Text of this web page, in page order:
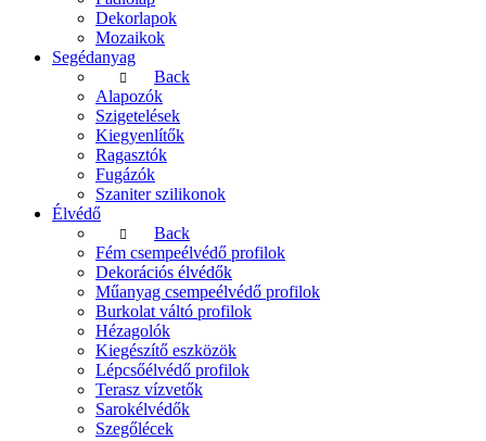
Dekorlapok
Mozaikok
Segédanyag
Back
Alapozók
Szigetelések
Kiegyenlítők
Ragasztók
Fugázók
Szaniter szilikonok
Élvédő
Back
Fém csempeélvédő profilok
Dekorációs élvédők
Műanyag csempeélvédő profilok
Burkolat váltó profilok
Hézagolók
Kiegészítő eszközök
Lépcsőélvédő profilok
Terasz vízvetők
Sarokélvédők
Szegőlécek